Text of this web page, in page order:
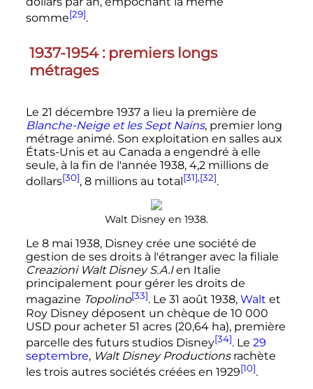
somme[29].
1937-1954 : premiers longs
métrages
Le 21 décembre 1937a lieu la première de
Blanche-Neige et les Sept Nains, premier long
métrage animé. Son exploitation en salles aux
États-Unis et au Canada a engendré à elle
seule, à la fin de l'année 1938, 4,2 millions de
dollars[30], 8 millions au total [31],[32].
Walt Disney en 1938.
Le 8 mai 1938, Disney crée une société de
gestion de ses droits à l'étranger avec la filiale
Creazioni Walt Disney S.A.Ien Italie
principalement pour gérer les droits de
magazine Topolino[33]. Le 31 août 1938, Walt et
Roy Disney déposent un chèque de 10 000
USD pour acheter 51 acres (20,64 ha), première
parcelle des futurs studios Disney[34]. Le 29
septembre, Walt Disney Productionsrachète
les trois autres sociétés créées en 1929[10].